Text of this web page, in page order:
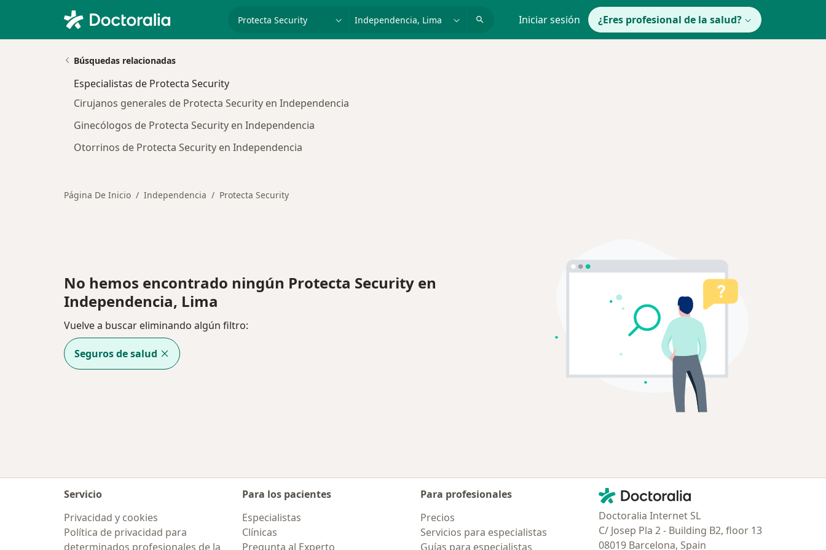
Iniciar sesión ¿Eres profesional de la salud?
Búsquedas relacionadas
Especialistas de Protecta Security
Cirujanos generales de Protecta Security en Independencia
Ginecólogos de Protecta Security en Independencia
Otorrinos de Protecta Security en Independencia
Página De Inicio Independencia Protecta Security
No hemos encontrado ningún Protecta Security en
Independencia, Lima
Vuelve a buscar eliminando algún filtro:
Seguros de salud
Servicio
Privacidad y cookies
Política de privacidad para
determinados profesionales de la
Para los pacientes
Especialistas
Clínicas
Pregunta al Experto
Para profesionales
Precios
Servicios para especialistas
Guías para especialistas
Contacto
Doctoralia - Página de inicio
Doctoralia Internet SL
C/ Josep Pla 2 - Building B2, floor 13
08019 Barcelona, Spain